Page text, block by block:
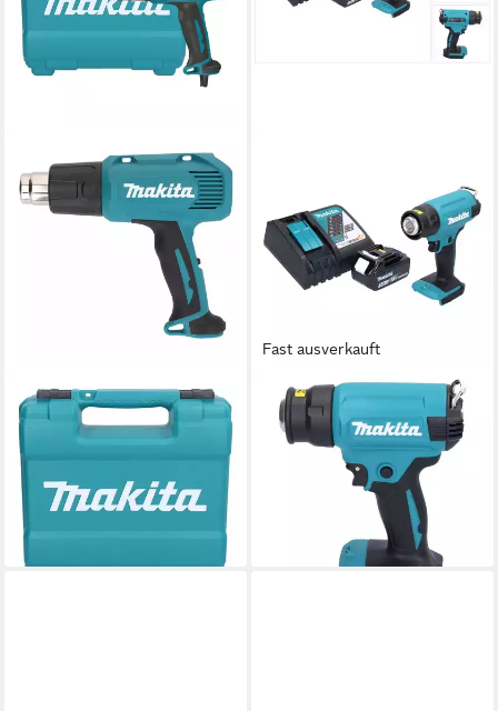
MAKITA
Heißluftgebläse HG 6030 K
Heißluftgebläse 1800 W 50 -
600 °C + Koffer
90,78 €
lieferbar - in 2-3 Werktagen bei dir
Fast ausverkauft
MAKITA
Akku-Heißluftgebläse DHG
180 RF1 Akku
Heißluftgebläse 18 V 550 °C
+ 1x Akku 3,0 Ah
lieferbar - in 2-3 Werktagen bei dir